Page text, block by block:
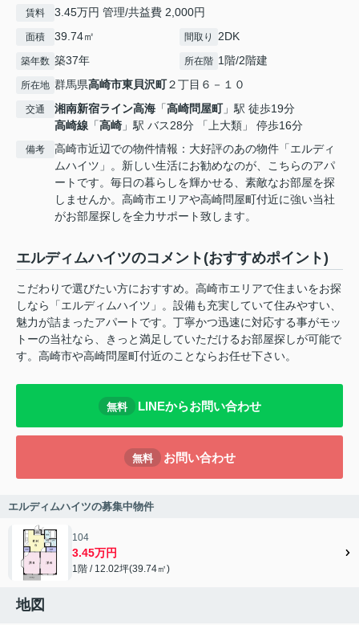
賃料 3.45万円 管理/共益費 2,000円
面積 39.74㎡ 間取り 2DK
築年数 築37年 所在階 1階/2階建
所在地 群馬県高崎市東貝沢町２丁目６－１０
交通 湘南新宿ライン高海 「高崎問屋町」駅 徒歩19分
高崎線 「高崎 」駅 バス28分 「上大類」 停歩16分
備考
高崎市近辺での物件情報：大好評のあの物件「エルディ
ムハイツ」。新しい生活にお勧めなのが、こちらのアパ
ートです。毎日の暮らしを輝かせる、素敵なお部屋を探
しませんか。高崎市エリアや高崎問屋町付近に強い当社
がお部屋探しを全力サポート致します。
エルディムハイツのコメント(おすすめポイント)
こだわりで選びたい方におすすめ。高崎市エリアで住まいをお探
しなら「エルディムハイツ」。設備も充実していて住みやすい、
魅力が詰まったアパートです。丁寧かつ迅速に対応する事がモッ
トーの当社なら、きっと満足していただけるお部屋探しが可能で
す。高崎市や高崎問屋町付近のことならお任せ下さい。
無料 LINEからお問い合わせ
無料 お問い合わせ
エルディムハイツの募集中物件
104
3.45万円
1階 / 12.02坪(39.74㎡)
地図